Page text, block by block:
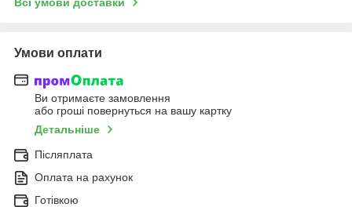
Умови оплати
Ви отримаєте замовлення
або гроші повернуться на вашу картку
Детальніше
Післяплата
Оплата на рахунок
Готівкою